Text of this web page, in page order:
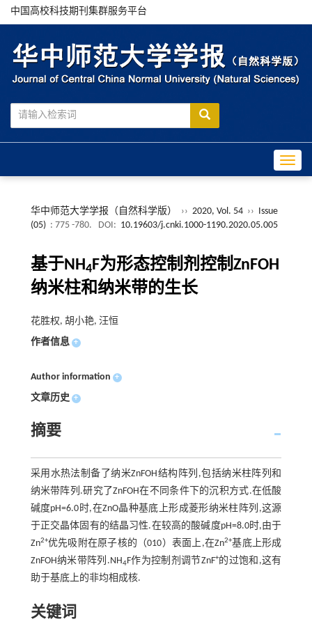
中国高校科技期刊集群服务平台
华中师范大学学报（自然科学版） ›› 2020, Vol. 54 ››
Issue
(05) : 775 -780. DOI: 10.19603/j.cnki.1000-1190.2020.05.005
基于NH4F为形态控制剂控制ZnFOH
纳米柱和纳米带的生长
花胜权, 胡小艳, 汪恒
作者信息 +
Author information +
文章历史 +
摘要
采用水热法制备了纳米ZnFOH结构阵列,包括纳米柱阵列和
纳米带阵列.研究了ZnFOH在不同条件下的沉积方式.在低酸
碱度pH=6.0时,在ZnO晶种基底上形成菱形纳米柱阵列,这源
于正交晶体固有的结晶习性.在较高的酸碱度pH=8.0时,由于
Zn2+优先吸附在原子核的（010）表面上,在Zn2+基底上形成
ZnFOH纳米带阵列.NH4F作为控制剂调节ZnF+的过饱和,这有
助于基底上的非均相成核.
关键词